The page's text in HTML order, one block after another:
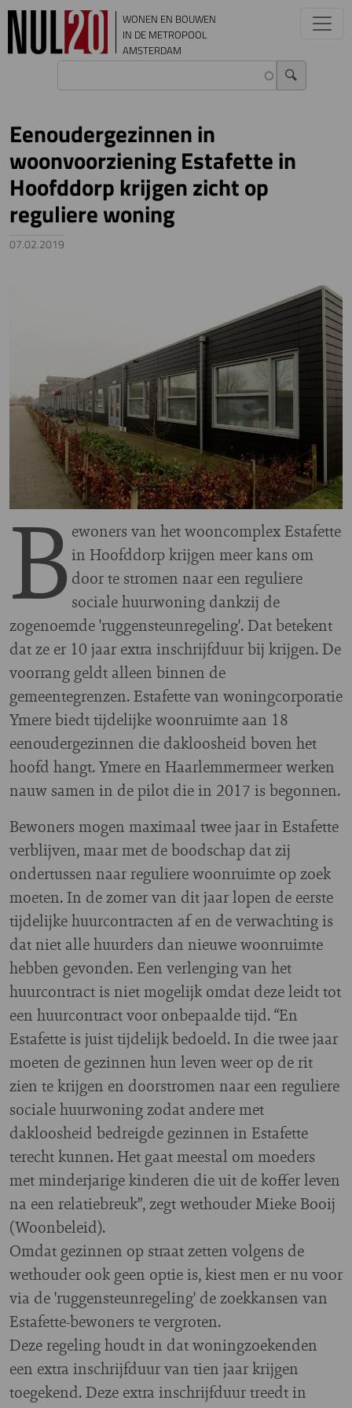
Overslaan en naar de inhoud gaan
WONEN EN BOUWEN
IN DE METROPOOL
AMSTERDAM
Eenoudergezinnen in
woonvoorziening Estafette in
Hoofddorp krijgen zicht op
reguliere woning
07.02.2019
B ewoners van het wooncomplex Estafette
in Hoofddorp krijgen meer kans om
door te stromen naar een reguliere
sociale huurwoning dankzij de
zogenoemde 'ruggensteunregeling'. Dat betekent
dat ze er 10 jaar extra inschrijfduur bij krijgen. De
voorrang geldt alleen binnen de
gemeentegrenzen. Estafette van woningcorporatie
Ymere biedt tijdelijke woonruimte aan 18
eenoudergezinnen die dakloosheid boven het
hoofd hangt. Ymere en Haarlemmermeer werken
nauw samen in de pilot die in 2017 is begonnen.
Bewoners mogen maximaal twee jaar in Estafette
verblijven, maar met de boodschap dat zij
ondertussen naar reguliere woonruimte op zoek
moeten. In de zomer van dit jaar lopen de eerste
tijdelijke huurcontracten af en de verwachting is
dat niet alle huurders dan nieuwe woonruimte
hebben gevonden. Een verlenging van het
huurcontract is niet mogelijk omdat deze leidt tot
een huurcontract voor onbepaalde tijd. “En
Estafette is juist tijdelijk bedoeld. In die twee jaar
moeten de gezinnen hun leven weer op de rit
zien te krijgen en doorstromen naar een reguliere
sociale huurwoning zodat andere met
dakloosheid bedreigde gezinnen in Estafette
terecht kunnen. Het gaat meestal om moeders
met minderjarige kinderen die uit de koffer leven
na een relatiebreuk”, zegt wethouder Mieke Booij
(Woonbeleid).
Omdat gezinnen op straat zetten volgens de
wethouder ook geen optie is, kiest men er nu voor
via de 'ruggensteunregeling' de zoekkansen van
Estafette-bewoners te vergroten.
Deze regeling houdt in dat woningzoekenden
een extra inschrijfduur van tien jaar krijgen
toegekend. Deze extra inschrijfduur treedt in